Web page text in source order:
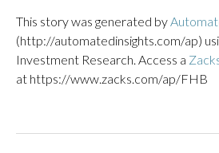
This story was generated by
(http://automatedinsights.com/ap)
Investment Research. Access a
at https://www.zacks.com/ap/FHB